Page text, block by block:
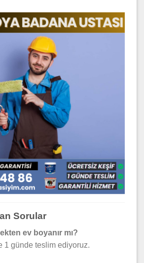
Sorular
ev boyanır mı?
1 günde teslim ediyoruz.